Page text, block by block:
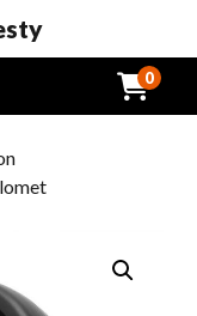
0